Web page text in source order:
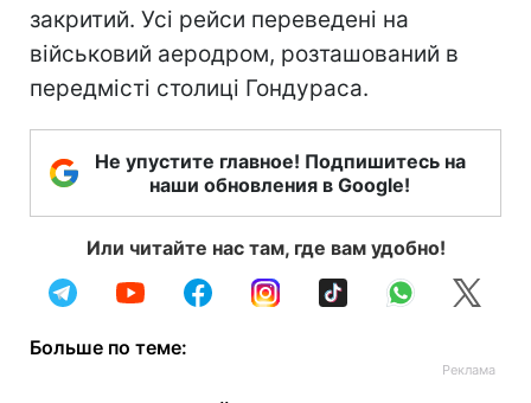
закритий. Усі рейси переведені на
військовий аеродром, розташований в
передмісті столиці Гондураса.
Не упустите главное! Подпишитесь на
наши обновления в Google!
Или читайте нас там, где вам удобно!
Больше по теме: